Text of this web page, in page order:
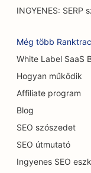
SEO az égési
SEO a
SEO alkalmi
SEO a
SEO a
INGYENES: SERP
Még több
White Label SaaS
Hogyan működik
Affiliate program
Blog
SEO szószedet
SEO útmutató
Ingyenes SEO